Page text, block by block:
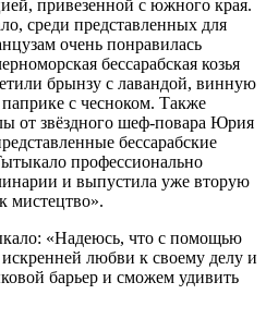
привезенной с южного края.
среди представленных для
очень понравилась
бессарабская козья
брынзу с лавандой, винную
с чесноком. Также
от звёздного шеф-повара Юрия
бессарабские
профессионально
и выпустила уже вторую
мистецтво».
«Надеюсь, что с помощью
искренней любви к своему делу и
барьер и сможем удивить